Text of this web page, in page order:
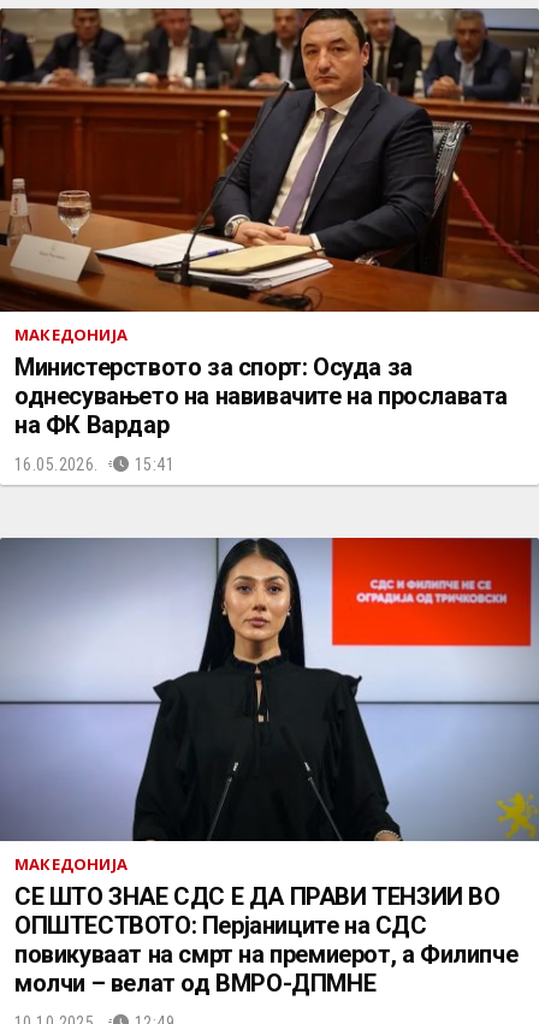
МАКЕДОНИЈА
Министерството за спорт: Осуда за
однесувањето на навивачите на прославата
на ФК Вардар
16.05.2026. 15:41
МАКЕДОНИЈА
СЕ ШТО ЗНАЕ СДС Е ДА ПРАВИ ТЕНЗИИ ВО
ОПШТЕСТВОТО: Перјаниците на СДС
повикуваат на смрт на премиерот, а Филипче
молчи – велат од ВМРО-ДПМНЕ